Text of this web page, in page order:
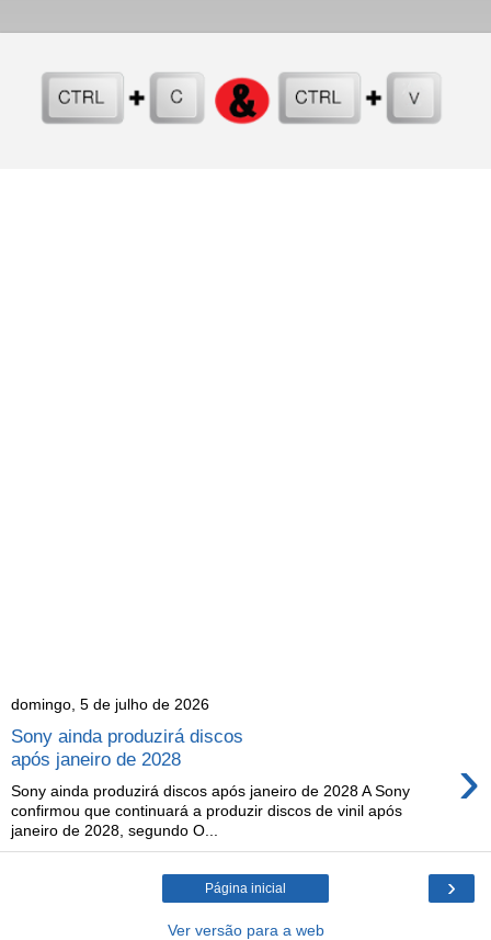
domingo, 5 de julho de 2026
Sony ainda produzirá discos
após janeiro de 2028
›
Sony ainda produzirá discos após janeiro de 2028 A Sony
confirmou que continuará a produzir discos de vinil após
janeiro de 2028, segundo O...
›
Página inicial
Ver versão para a web